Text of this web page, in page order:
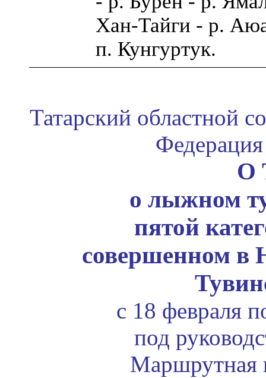
Хан-Тайги - р.
п. Кунгуртук.
Татарский областной
О
о лыжном
пятой
совершенном в
с 18 февраля
под
Маршрутная